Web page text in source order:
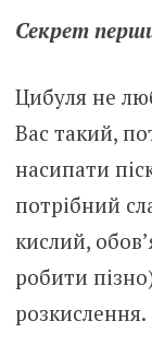
Секрет
Цибуля не
Вас такий,
насипати
потрібний
кислий,
робити
розкислення.